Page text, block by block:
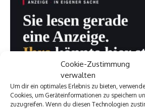
Cookie-Zustimmung
verwalten
Um dir ein optimales Erlebnis zu bieten,
Cookies, um Geräteinformationen zu speichern
zuzugreifen. Wenn du diesen Technologien